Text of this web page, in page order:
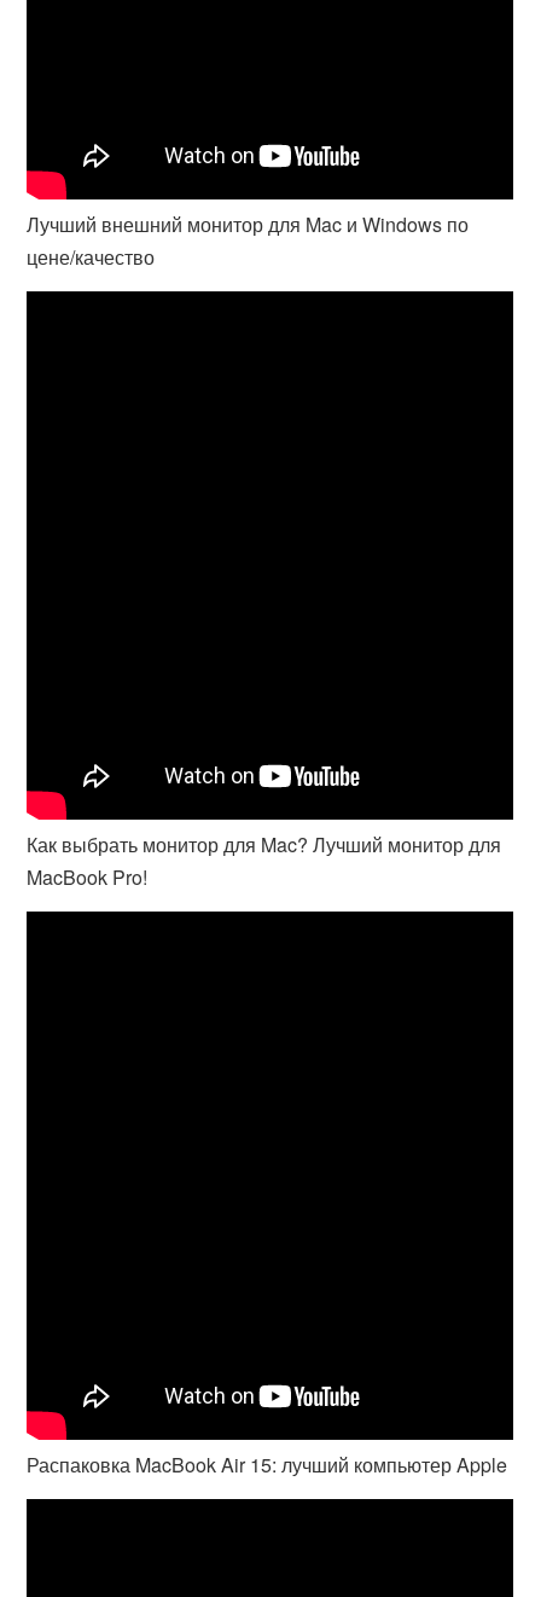
Лучший внешний монитор для Mac и Windows по
цене/качество
Как выбрать монитор для Mac? Лучший монитор для
MacBook Pro!
Распаковка MacBook Air 15: лучший компьютер Apple